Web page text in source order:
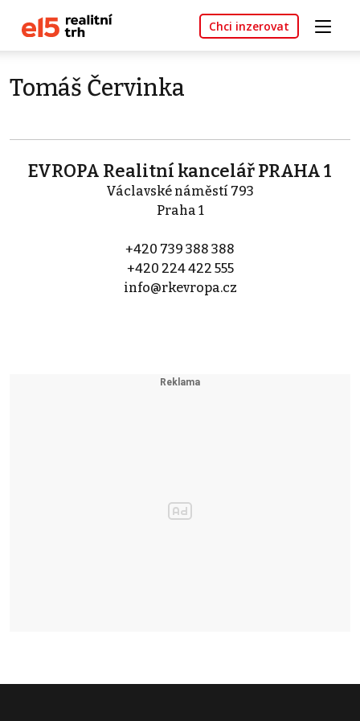
Chci inzerovat
Tomáš Červinka
EVROPA Realitní kancelář PRAHA 1
Václavské náměstí 793
Praha 1
+420 739 388 388
+420 224 422 555
info@rkevropa.cz